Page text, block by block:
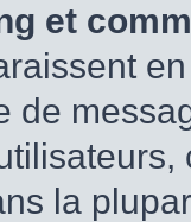
et
de
la